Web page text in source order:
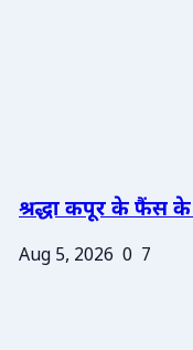
श्रद्धा कपूर के फैंस
Aug 5, 2026 0 7